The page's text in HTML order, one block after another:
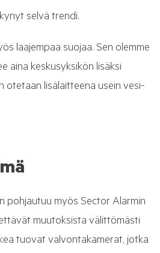
selvä trendi.
laajempaa suojaa. Sen olemme
aina keskusyksikön lisäksi
otetaan lisälaitteena usein vesi-
pohjautuu myös Sector Alarmin
muutoksista välittömästi
tuovat valvontakamerat, jotka